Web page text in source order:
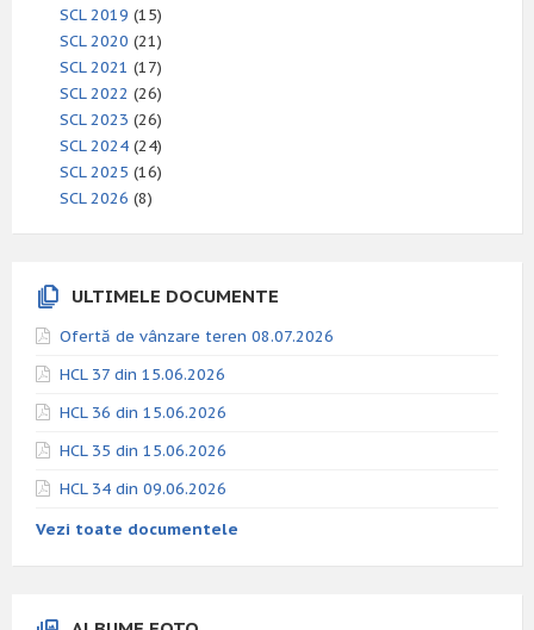
SCL 2019 (15)
SCL 2020 (21)
SCL 2021 (17)
SCL 2022 (26)
SCL 2023 (26)
SCL 2024 (24)
SCL 2025 (16)
SCL 2026 (8)
ULTIMELE DOCUMENTE
Ofertă de vânzare teren 08.07.2026
HCL 37 din 15.06.2026
HCL 36 din 15.06.2026
HCL 35 din 15.06.2026
HCL 34 din 09.06.2026
Vezi toate documentele